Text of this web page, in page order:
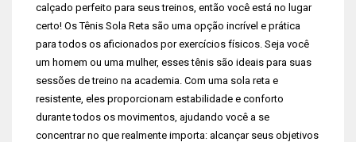
calçado perfeito para seus treinos, então você está no lugar
certo! Os Tênis Sola Reta são uma opção incrível e prática
para todos os aficionados por exercícios físicos. Seja você
um homem ou uma mulher, esses tênis são ideais para suas
sessões de treino na academia. Com uma sola reta e
resistente, eles proporcionam estabilidade e conforto
durante todos os movimentos, ajudando você a se
concentrar no que realmente importa: alcançar seus objetivos